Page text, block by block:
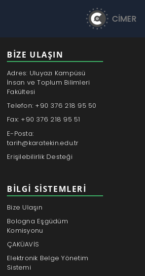
CİMER
BİZE ULAŞIN
Adres: Uluyazı Kampüsü
İnsan ve Toplum Bilimleri
Fakültesi
Telefon: +90 376 218 95 50
Fax: +90 376 218 95 51
E-Posta:
tarih@karatekin.edu.tr
Erişilebilirlik Desteği
BILGI SISTEMLERI
Bize Ulaşın
Bologna Eşgüdüm
Komisyonu
ÇAKÜAVİS
Elektronik Belge Yönetim
Sistemi